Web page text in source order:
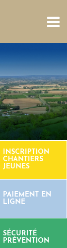
INSCRIPTION
CHANTIERS
JEUNES
PAIEMENT EN
LIGNE
SÉCURITÉ
PRÉVENTION